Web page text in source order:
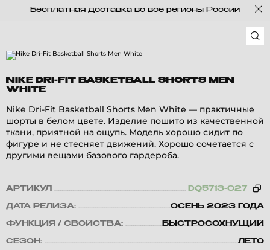
Бесплатная доставка во все регионы России
NIKE DRI-FIT BASKETBALL SHORTS MEN
WHITE
Nike Dri-Fit Basketball Shorts Men White — практичные
шорты в белом цвете. Изделие пошито из качественной
ткани, приятной на ощупь. Модель хорошо сидит по
фигуре и не стесняет движений. Хорошо сочетается с
другими вещами базового гардероба.
АРТИКУЛ DQ5713-027
ДАТА РЕЛИЗА: ОСЕНЬ 2023 ГОДА
ФУНКЦИЯ / СВОЙСТВА: БЫСТРОСОХНУЩИЙ
СЕЗОН: ЛЕТО